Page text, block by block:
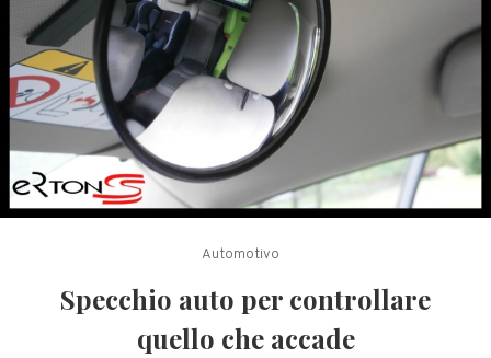
Automotivo
Specchio auto per controllare
quello che accade